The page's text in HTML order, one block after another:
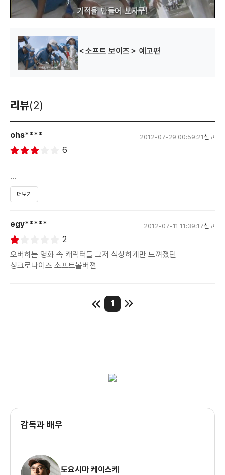
＜소프트 보이즈＞ 예고편
리뷰(2)
ohs**** 2012-07-29 00:59:21신고
6
무료한 고3을 보내던 사가현에 오니츠카와 노구치.
좀 색다른 고3을 보내자고 하는 노구치 덕부넹
오니츠카는 사가현에 소프트볼팀이 없어 바로 전국대회 진출을
위해
솔직히 말해, 일본 영화를 굉장히 좋아하는 편인데,
유행인 듯 하다.
나름의 반전이 있는 영화로 마지막까지 이 영화를 보고 느낀점은
더보기
egy***** 2012-07-11 11:39:17신고
2
오버하는 영화 속 캐릭터들 그저 식상하게만 느껴졌던
싱크로나이즈 소프트볼버젼
1
감독과 배우
도요시마 케이스케